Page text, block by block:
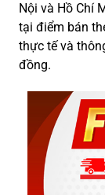
Nội và Hồ Chí
tại điểm bán
thực tế và
đồng.